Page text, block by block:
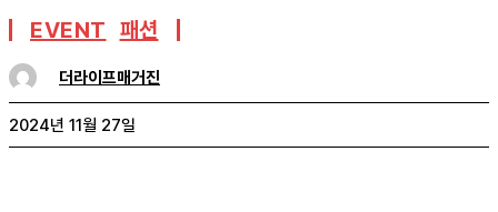
EVENT 패션
더라이프매거진
2024년 11월 27일